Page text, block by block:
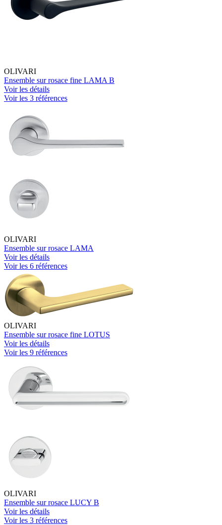
OLIVARI
Ensemble sur rosace fine LAMA B
Voir les détails
Voir les 3 références
OLIVARI
Ensemble sur rosace LAMA
Voir les détails
Voir les 6 références
OLIVARI
Ensemble sur rosace fine LOTUS
Voir les détails
Voir les 9 références
OLIVARI
Ensemble sur rosace LUCY B
Voir les détails
Voir les 3 références